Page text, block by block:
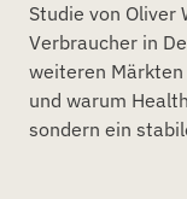
Studie von Oliver
Verbraucher in
weiteren
und warum
sondern ein